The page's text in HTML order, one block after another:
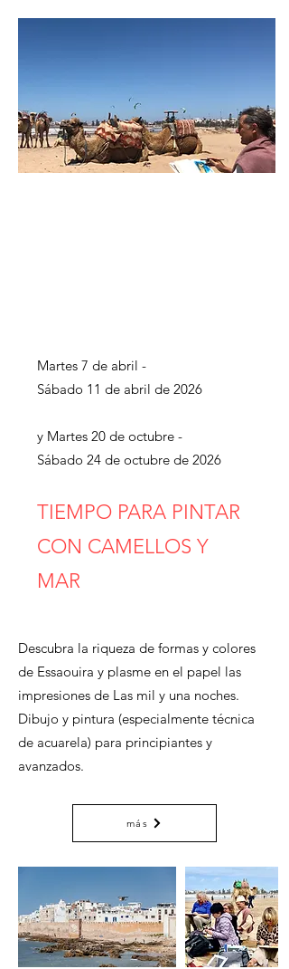
Martes 7 de abril -
Sábado 11 de abril de 2026
y Martes 20 de octubre -
Sábado 24 de octubre de 2026​
TIEMPO PARA PINTAR
CON CAMELLOS Y
MAR​
Descubra la riqueza de formas y colores
de Essaouira y plasme en el papel las
impresiones de Las mil y una noches.
Dibujo y pintura (especialmente técnica
de acuarela) para principiantes y
avanzados.
más